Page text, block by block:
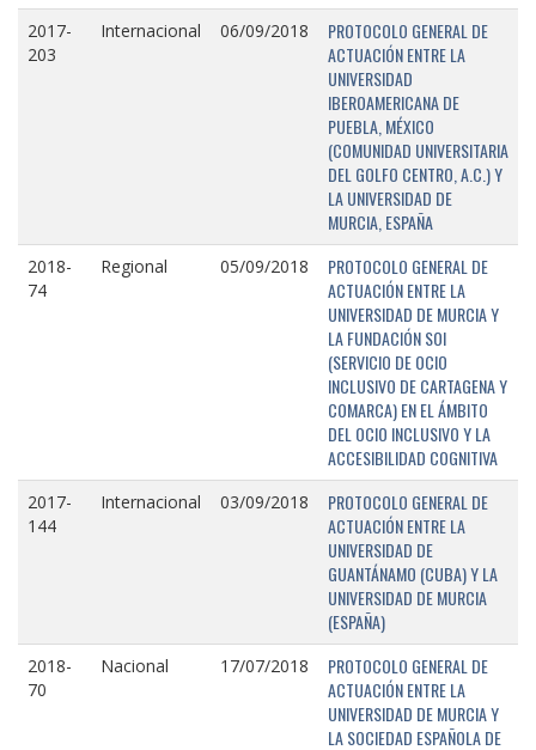
2017-
203
Internacional 06/09/2018
PROTOCOLO GENERAL DE
ACTUACIÓN ENTRE LA
UNIVERSIDAD
IBEROAMERICANA DE
PUEBLA, MÉXICO
(COMUNIDAD UNIVERSITARIA
DEL GOLFO CENTRO, A.C.) Y
LA UNIVERSIDAD DE
MURCIA, ESPAÑA
2018-
74
Regional 05/09/2018
PROTOCOLO GENERAL DE
ACTUACIÓN ENTRE LA
UNIVERSIDAD DE MURCIA Y
LA FUNDACIÓN SOI
(SERVICIO DE OCIO
INCLUSIVO DE CARTAGENA Y
COMARCA) EN EL ÁMBITO
DEL OCIO INCLUSIVO Y LA
ACCESIBILIDAD COGNITIVA
2017-
144
Internacional 03/09/2018
PROTOCOLO GENERAL DE
ACTUACIÓN ENTRE LA
UNIVERSIDAD DE
GUANTÁNAMO (CUBA) Y LA
UNIVERSIDAD DE MURCIA
(ESPAÑA)
2018-
70
Nacional 17/07/2018
PROTOCOLO GENERAL DE
ACTUACIÓN ENTRE LA
UNIVERSIDAD DE MURCIA Y
LA SOCIEDAD ESPAÑOLA DE